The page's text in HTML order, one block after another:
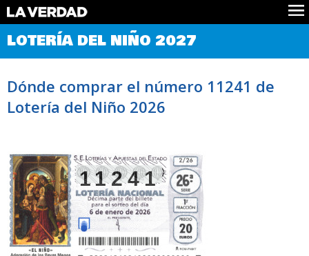
Comprobar Loteria del Niño
Premios
Noticias
Datos
LOTERÍA DEL NIÑO 2027
Dónde comprar el número 11241 de
Lotería del Niño 2026
11241